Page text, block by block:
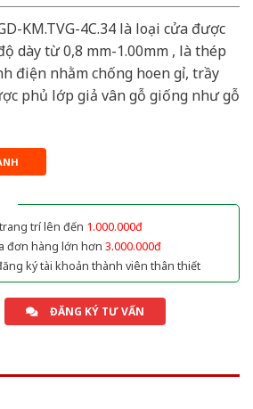
KM.TVG-4C.34 là loại cửa được
dày từ 0,8 mm-1.00mm , là thép
điện nhằm chống hoen gỉ, trầy
phủ lớp giả vân gỗ giống như gỗ
trí lên đến 1.000.000đ
đơn hàng lớn hơn 3.000.000đ
ký tài khoản thành viên thân thiết
ĐĂNG KÝ TƯ VẤN